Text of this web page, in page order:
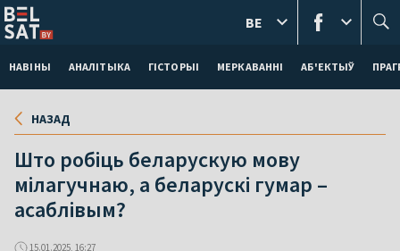
НАВІНЫ АНАЛІТЫКА ГІСТОРЫІ МЕРКАВАННI АБ'ЕКТЫЎ
BE
НАЗАД
Што робіць беларускую мову
мілагучнаю, а беларускі гумар –
асаблівым?
15.01.2025, 16:27